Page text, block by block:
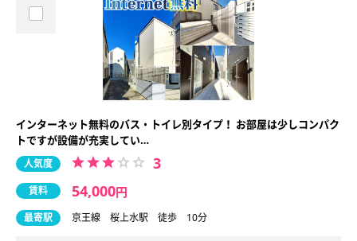
インターネット無料のバス・トイレ別タイプ！ お部屋は少しコンパク
トですが設備が充実してい…
人気度 3
賃料 54,000円
最寄駅 京王線 桜上水駅 徒歩 10分